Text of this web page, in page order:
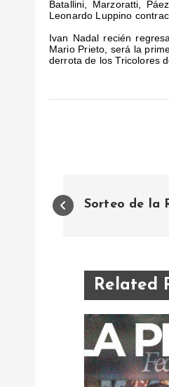
Batallini, Marzoratti,
Leonardo Luppino
Ivan Nadal recién
Mario Prieto, será la
derrota de los Tricolores
N
Sorteo de la
Related